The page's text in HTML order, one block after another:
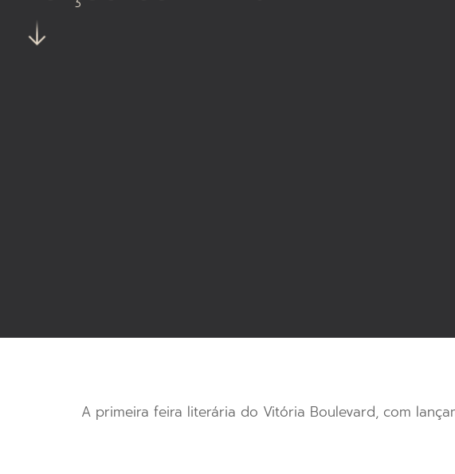
A primeira feira literária do Vitória Boulevard, com